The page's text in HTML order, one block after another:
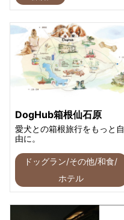
DogHub箱根仙石原
愛犬との箱根旅行をもっと自
由に。
ドッグラン/その他/和食/
ホテル